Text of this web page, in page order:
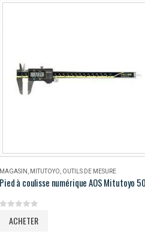
MAGASIN , MITUTOYO, OUTILS DE MESURE
ACHETER